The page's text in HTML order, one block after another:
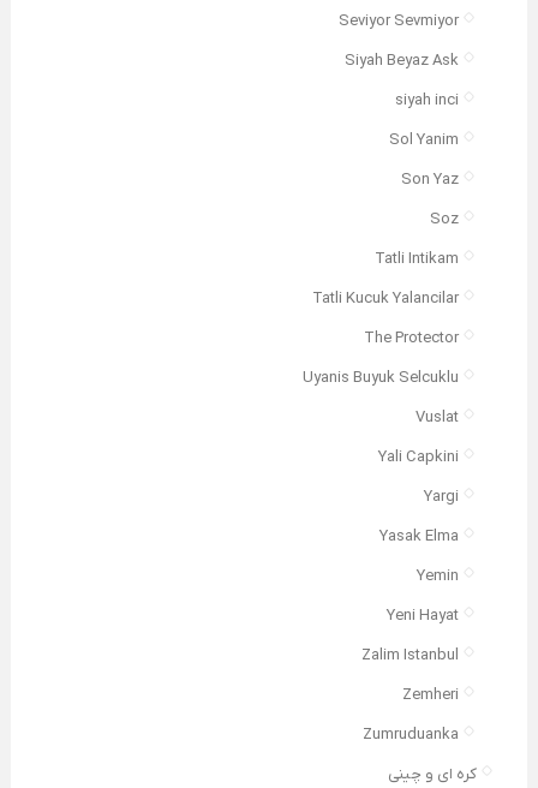
Seviyor Sevmiyor
Siyah Beyaz Ask
siyah inci
Sol Yanim
Son Yaz
Soz
Tatli Intikam
Tatli Kucuk Yalancilar
The Protector
Uyanis Buyuk Selcuklu
Vuslat
Yali Capkini
Yargi
Yasak Elma
Yemin
Yeni Hayat
Zalim Istanbul
Zemheri
Zumruduanka
کره ای و چینی